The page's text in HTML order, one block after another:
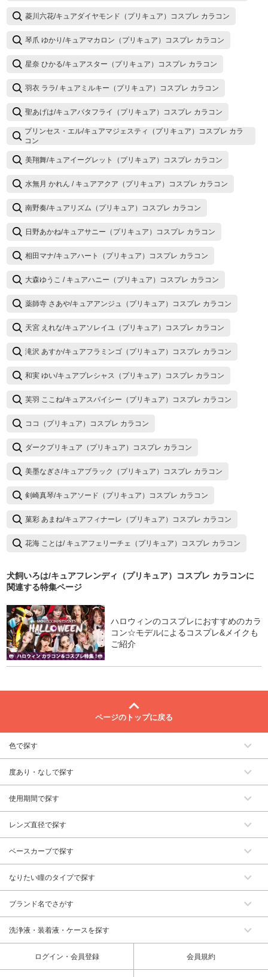
菱川六花/キュアダイヤモンド（プリキュア）コスプレ カラコン
琴爪 ゆかり/キュアマカロン（プリキュア）コスプレ カラコン
星奈 ひかる/キュアスター（プリキュア）コスプレ カラコン
羽衣 ララ/ キュアミルキー（プリキュア）コスプレ カラコン
聖あげは/キュアバタフライ（プリキュア）コスプレ カラコン
プリンセス・エル/キュアマジェスティ（プリキュア）コスプレ カラ
コン
美翔舞/キュアイーグレット（プリキュア）コスプレ カラコン
水無月 かれん / キュアアクア（プリキュア）コスプレ カラコン
南野奏/キュアリズム（プリキュア）コスプレ カラコン
日野あかね/キュアサニー（プリキュア）コスプレ カラコン
相田マナ/キュアハート（プリキュア）コスプレ カラコン
大森ゆうこ / キュアハニー（プリキュア）コスプレ カラコン
薬師寺 さあや/キュアアンジュ（プリキュア）コスプレ カラコン
天宮 えれな/キュアソレイユ（プリキュア）コスプレ カラコン
滝沢 あすか/キュアフラミンゴ（プリキュア）コスプレ カラコン
和実 ゆい/キュアプレシャス（プリキュア）コスプレ カラコン
芙羽 ここね/キュアスパイシー（プリキュア）コスプレ カラコン
ココ（プリキュア）コスプレ カラコン
ダークプリキュア（プリキュア）コスプレ カラコン
美墨なぎさ/キュアブラック（プリキュア）コスプレ カラコン
剣崎真琴/キュアソード（プリキュア）コスプレ カラコン
菓彩 あまね/キュアフィナーレ（プリキュア）コスプレ カラコン
花海 ことは/ キュアフェリーチェ（プリキュア）コスプレ カラコン
犬飼いろは/キュアフレンディ（プリキュア）コスプレ カラコンに
関連する特集ページ
ハロウィンのコスプレにおすすめのカラ
コン☆モデルによるコスプレ&メイクも
ご紹介
ページのトップに戻る
色で探す
度あり・なしで探す
使用期間で探す
レンズ直径で探す
ベースカーブで探す
なりたい瞳のタイプで探す
ブランド名でさがす
洗浄液・装着液・ケースを探す
ログイン・会員登録 会員規約